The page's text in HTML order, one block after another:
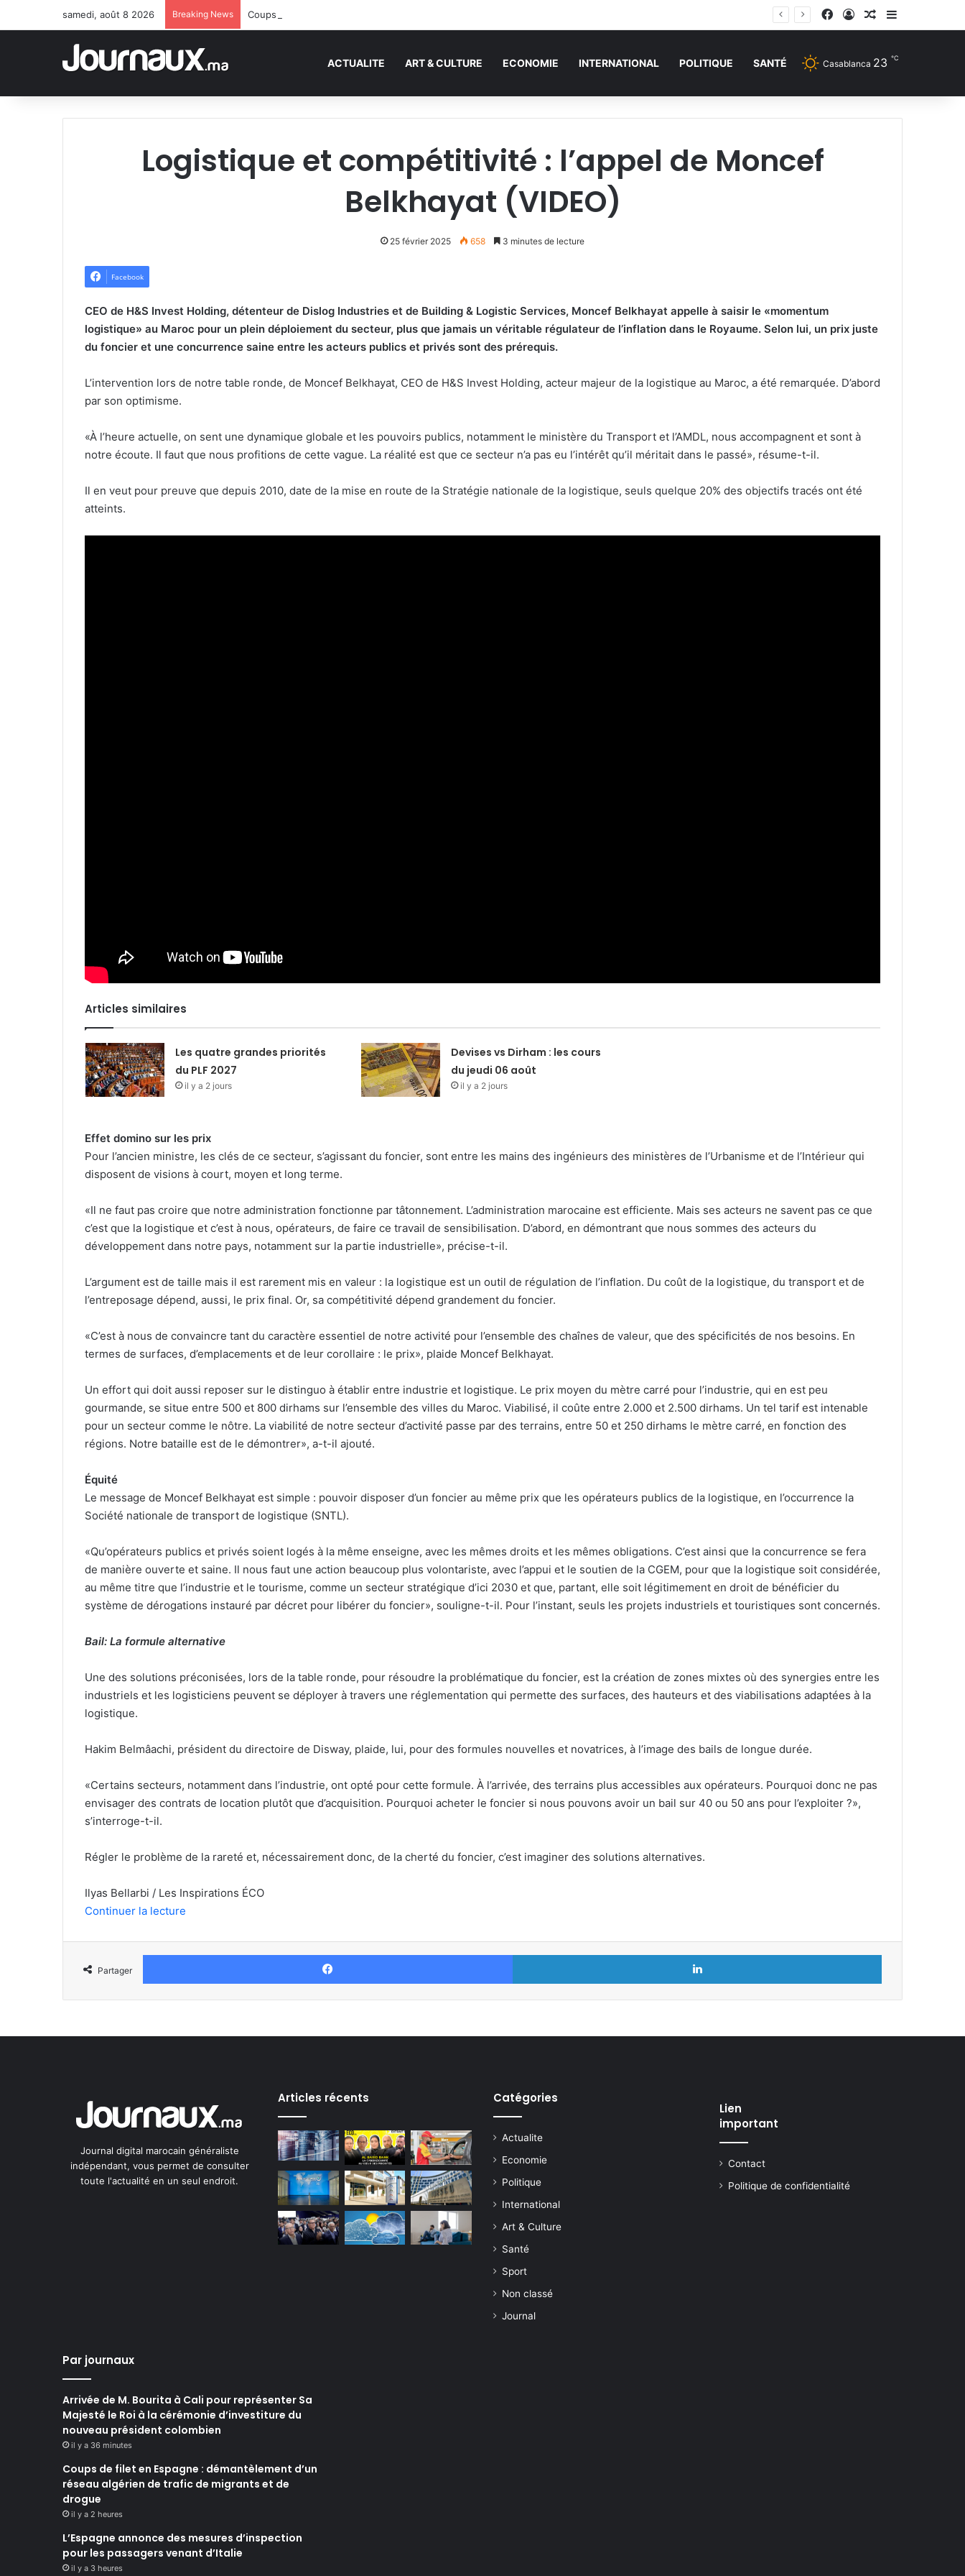
samedi, août 8 2026 Breaking News Coups de filet en Espagne : démantèlement d’un réseau algérien de trafic de migrants et de drogue Facebook
Connexion
Article Aléatoire
Sidebar
ACTUALITE ART & CULTURE ECONOMIE INTERNATIONAL POLITIQUE SANTÉ Casablanca 23 ℃
Logistique et compétitivité : l’appel de Moncef
Belkhayat (VIDEO)
25 février 2025 658 3 minutes de lecture
Facebook
CEO de H&S Invest Holding, détenteur de Dislog Industries et de Building & Logistic Services, Moncef Belkhayat appelle à saisir le «momentum
logistique» au Maroc pour un plein déploiement du secteur, plus que jamais un véritable régulateur de l’inflation dans le Royaume. Selon lui, un prix juste
du foncier et une concurrence saine entre les acteurs publics et privés sont des prérequis.
L’intervention lors de notre table ronde, de Moncef Belkhayat, CEO de H&S Invest Holding, acteur majeur de la logistique au Maroc, a été remarquée. D’abord
par son optimisme.
«À l’heure actuelle, on sent une dynamique globale et les pouvoirs publics, notamment le ministère du Transport et l’AMDL, nous accompagnent et sont à
notre écoute. Il faut que nous profitions de cette vague. La réalité est que ce secteur n’a pas eu l’intérêt qu’il méritait dans le passé», résume-t-il.
Il en veut pour preuve que depuis 2010, date de la mise en route de la Stratégie nationale de la logistique, seuls quelque 20% des objectifs tracés ont été
atteints.
Articles similaires
Les quatre grandes priorités
du PLF 2027
il y a 2 jours
Devises vs Dirham : les cours
du jeudi 06 août
il y a 2 jours
Effet domino sur les prix
Pour l’ancien ministre, les clés de ce secteur, s’agissant du foncier, sont entre les mains des ingénieurs des ministères de l’Urbanisme et de l’Intérieur qui
disposent de visions à court, moyen et long terme.
«Il ne faut pas croire que notre administration fonctionne par tâtonnement. L’administration marocaine est efficiente. Mais ses acteurs ne savent pas ce que
c’est que la logistique et c’est à nous, opérateurs, de faire ce travail de sensibilisation. D’abord, en démontrant que nous sommes des acteurs du
développement dans notre pays, notamment sur la partie industrielle», précise-t-il.
L’argument est de taille mais il est rarement mis en valeur : la logistique est un outil de régulation de l’inflation. Du coût de la logistique, du transport et de
l’entreposage dépend, aussi, le prix final. Or, sa compétitivité dépend grandement du foncier.
«C’est à nous de convaincre tant du caractère essentiel de notre activité pour l’ensemble des chaînes de valeur, que des spécificités de nos besoins. En
termes de surfaces, d’emplacements et de leur corollaire : le prix», plaide Moncef Belkhayat.
Un effort qui doit aussi reposer sur le distinguo à établir entre industrie et logistique. Le prix moyen du mètre carré pour l’industrie, qui en est peu
gourmande, se situe entre 500 et 800 dirhams sur l’ensemble des villes du Maroc. Viabilisé, il coûte entre 2.000 et 2.500 dirhams. Un tel tarif est intenable
pour un secteur comme le nôtre. La viabilité de notre secteur d’activité passe par des terrains, entre 50 et 250 dirhams le mètre carré, en fonction des
régions. Notre bataille est de le démontrer», a-t-il ajouté.
Équité
Le message de Moncef Belkhayat est simple : pouvoir disposer d’un foncier au même prix que les opérateurs publics de la logistique, en l’occurrence la
Société nationale de transport de logistique (SNTL).
«Qu’opérateurs publics et privés soient logés à la même enseigne, avec les mêmes droits et les mêmes obligations. C’est ainsi que la concurrence se fera
de manière ouverte et saine. Il nous faut une action beaucoup plus volontariste, avec l’appui et le soutien de la CGEM, pour que la logistique soit considérée,
au même titre que l’industrie et le tourisme, comme un secteur stratégique d’ici 2030 et que, partant, elle soit légitimement en droit de bénéficier du
système de dérogations instauré par décret pour libérer du foncier», souligne-t-il. Pour l’instant, seuls les projets industriels et touristiques sont concernés.
Bail: La formule alternative
Une des solutions préconisées, lors de la table ronde, pour résoudre la problématique du foncier, est la création de zones mixtes où des synergies entre les
industriels et les logisticiens peuvent se déployer à travers une réglementation qui permette des surfaces, des hauteurs et des viabilisations adaptées à la
logistique.
Hakim Belmâachi, président du directoire de Disway, plaide, lui, pour des formules nouvelles et novatrices, à l’image des bails de longue durée.
«Certains secteurs, notamment dans l’industrie, ont opté pour cette formule. À l’arrivée, des terrains plus accessibles aux opérateurs. Pourquoi donc ne pas
envisager des contrats de location plutôt que d’acquisition. Pourquoi acheter le foncier si nous pouvons avoir un bail sur 40 ou 50 ans pour l’exploiter ?»,
s’interroge-t-il.
Régler le problème de la rareté et, nécessairement donc, de la cherté du foncier, c’est imaginer des solutions alternatives.
Ilyas Bellarbi / Les Inspirations ÉCO
Continuer la lecture
Partager
Facebook Linkedin
Journal digital marocain généraliste
indépendant, vous permet de consulter
toute l'actualité en un seul endroit.
Articles récents Catégories
Actualite
Economie
Politique
International
Art & Culture
Santé
Sport
Non classé
Journal
Lien
important
Contact
Politique de confidentialité
Par journaux
Arrivée de M. Bourita à Cali pour représenter Sa
Majesté le Roi à la cérémonie d’investiture du
nouveau président colombien
il y a 36 minutes
Coups de filet en Espagne : démantèlement d’un
réseau algérien de trafic de migrants et de
drogue
il y a 2 heures
L’Espagne annonce des mesures d’inspection
pour les passagers venant d’Italie
il y a 3 heures